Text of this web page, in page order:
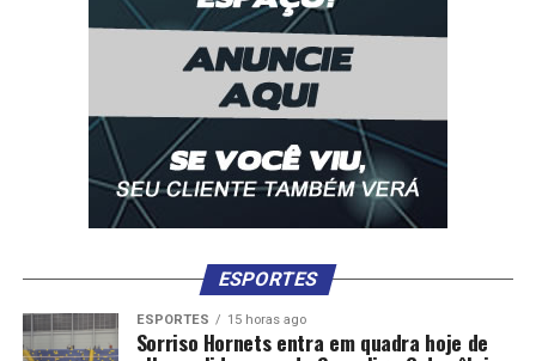
ESPORTES
ESPORTES 15 horas ago
Sorriso Hornets entra em quadra hoje de